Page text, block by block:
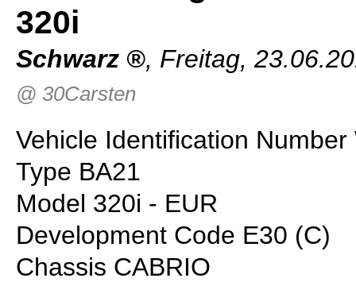
320i
Schwarz , Freitag,
@ 30Carsten
Vehicle Identification
Type BA21
Model 320i - EUR
Development Code E30 (C)
Chassis CABRIO